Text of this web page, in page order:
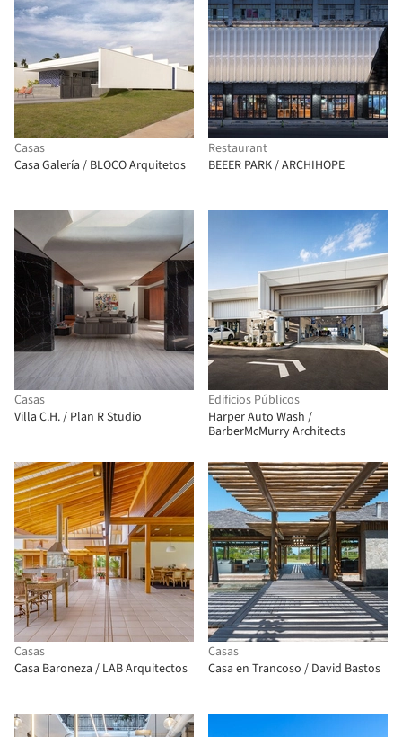
Casas
Casa Galería / BLOCO Arquitetos
Restaurant
BEEER PARK / ARCHIHOPE
Casas
Villa C.H. / Plan R Studio
Edificios Públicos
Harper Auto Wash /
BarberMcMurry Architects
Casas
Casa Baroneza / LAB Arquitectos
Casas
Casa en Trancoso / David Bastos